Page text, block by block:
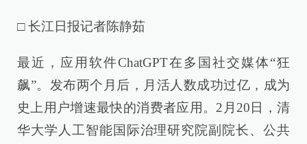
□ 长江日报记者陈静茹
最近，应用软件ChatGPT在多国社交媒体“狂
飙”。发布两个月后，月活人数成功过亿，成为
史上用户增速最快的消费者应用。2月20日，清
华大学人工智能国际治理研究院副院长、公共